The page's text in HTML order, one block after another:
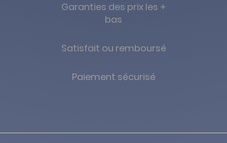
Garanties des prix les +
bas
Satisfait ou remboursé
Paiement sécurisé